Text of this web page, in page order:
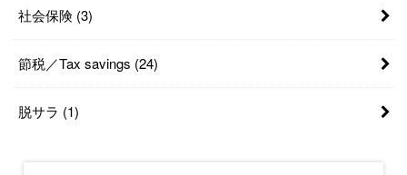
社会保険 (3)
節税／Tax savings (24)
脱サラ (1)